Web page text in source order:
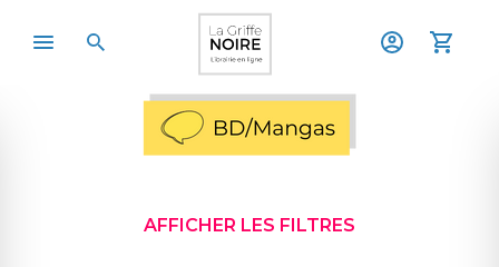
AFFICHER LES FILTRES